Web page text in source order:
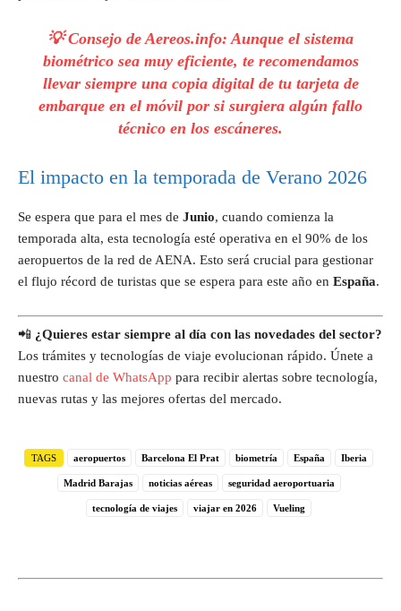
💡 Consejo de Aereos.info: Aunque el sistema
biométrico sea muy eficiente, te recomendamos
llevar siempre una copia digital de tu tarjeta de
embarque en el móvil por si surgiera algún fallo
técnico en los escáneres.
El impacto en la temporada de Verano 2026
Se espera que para el mes de Junio, cuando comienza la
temporada alta, esta tecnología esté operativa en el 90% de los
aeropuertos de la red de AENA. Esto será crucial para gestionar
el flujo récord de turistas que se espera para este año en España.
📲 ¿Quieres estar siempre al día con las novedades del sector?
Los trámites y tecnologías de viaje evolucionan rápido. Únete a
nuestro canal de WhatsApp para recibir alertas sobre tecnología,
nuevas rutas y las mejores ofertas del mercado.
TAGS aeropuertos Barcelona El Prat biometría España Iberia
Madrid Barajas noticias aéreas seguridad aeroportuaria
tecnología de viajes viajar en 2026 Vueling